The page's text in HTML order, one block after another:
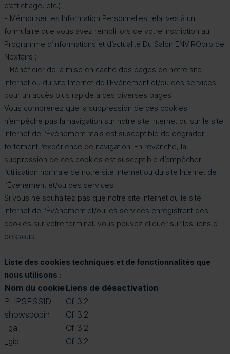
d’affichage, etc.) ;
- Mémoriser les Information Personnelles relatives à un
formulaire que vous avez rempli lors de votre inscription au
Programme d’informations et d’actualité Du Salon ENVIROpro de
Nexfairs ;
- Bénéficier de la mise en cache des pages de notre site
Internet ou du site Internet de l’Évènement et/ou des services
pour un accès plus rapide à ces diverses pages.
Vous comprenez que la suppression de ces cookies
n’empêche pas la navigation sur notre site Internet ou sur le site
Internet de l’Évènement mais est susceptible de dégrader
fortement l’expérience de navigation. En revanche, la
suppression de ces cookies est susceptible d’empêcher
l’utilisation normale de notre site Internet ou du site Internet de
l’Évènement et/ou des services.
Si vous ne souhaitez pas que notre site Internet ou le site
Internet de l’Évènement et/ou les services enregistrent des
cookies sur votre terminal, vous pouvez cliquer sur les liens ci-
dessous :
Liste des cookies techniques et de fonctionnalités que
nous utilisons :
Nom du cookie Liens de désactivation
PHPSESSID
Cf. 3.2
showspopin
Cf. 3.2
_ga
Cf. 3.2
_gid
Cf. 3.2